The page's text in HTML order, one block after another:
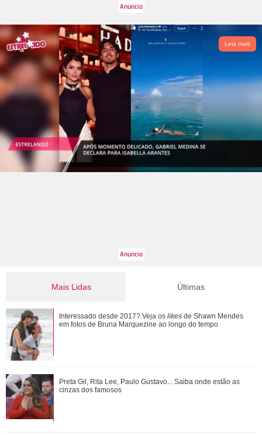
Leia mais
Mais Lidas
Bruna Marquezine, Camila Cabello, Hailey Bieber...
Relembre os amores - e affairs - de Shawn ...
Tia Milena pede indicação de dermatologista e web aponta
fim de amizade com Ana Paula Renau...
Últimas
Interessado desde 2017? Veja os likes de Shawn Mendes
em fotos de Bruna Marquezine ao longo do tempo
Preta Gil, Rita Lee, Paulo Gustavo... Saiba onde estão as
cinzas dos famosos